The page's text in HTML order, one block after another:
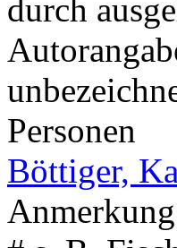
durch
Personen
Böttiger,
Anmerkung